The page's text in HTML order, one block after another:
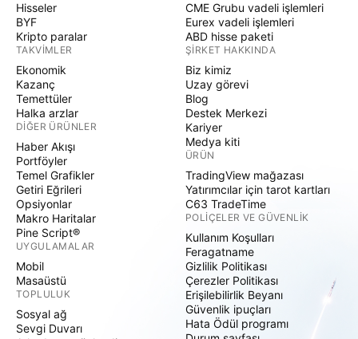
Hisseler
BYF
Kripto paralar
TAKVIMLER
Ekonomik
Kazanç
Temettüler
Halka arzlar
DIĞER ÜRÜNLER
Haber Akışı
Portföyler
Temel Grafikler
Getiri Eğrileri
Opsiyonlar
Makro Haritalar
Pine Script®
UYGULAMALAR
Mobil
Masaüstü
TOPLULUK
Sosyal ağ
Sevgi Duvarı
CME Grubu vadeli işlemleri
Eurex vadeli işlemleri
ABD hisse paketi
ŞIRKET HAKKINDA
Biz kimiz
Uzay görevi
Blog
Destek Merkezi
Kariyer
Medya kiti
ÜRÜN
TradingView mağazası
Yatırımcılar için tarot kartları
C63 TradeTime
POLIÇELER VE GÜVENLIK
Kullanım Koşulları
Feragatname
Gizlilik Politikası
Çerezler Politikası
Erişilebilirlik Beyanı
Güvenlik ipuçları
Hata Ödül programı